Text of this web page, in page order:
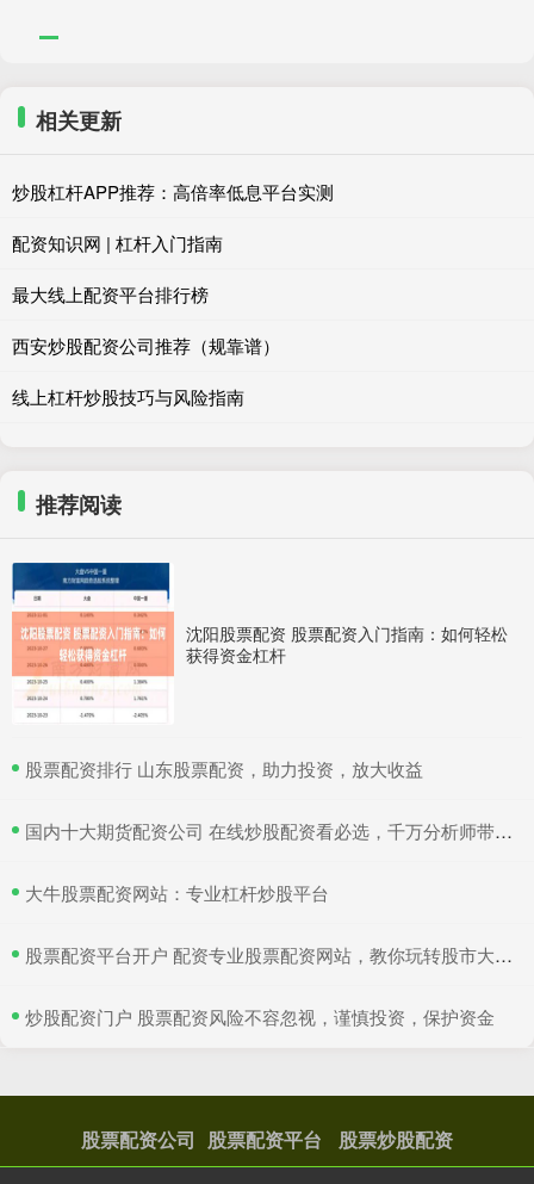
相关更新
炒股杠杆APP推荐：高倍率低息平台实测
配资知识网 | 杠杆入门指南
最大线上配资平台排行榜
西安炒股配资公司推荐（规靠谱）
线上杠杆炒股技巧与风险指南
推荐阅读
沈阳股票配资 股票配资入门指南：如何轻松
获得资金杠杆
​股票配资排行 山东股票配资，助力投资，放大收益
​国内十大期货配资公司 在线炒股配资看必选，千万分析师带你赚翻天！
​大牛股票配资网站：专业杠杆炒股平台
​股票配资平台开户 配资专业股票配资网站，教你玩转股市大赚特赢！
​炒股配资门户 股票配资风险不容忽视，谨慎投资，保护资金
股票配资公司 股票配资平台 股票炒股配资